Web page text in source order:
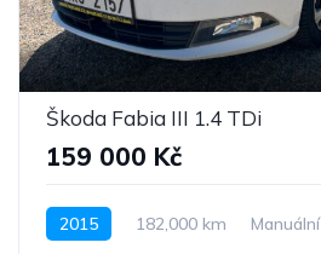
Škoda Fabia III 1.4 TDi
159 000 Kč
2015 182,000 km Manuální